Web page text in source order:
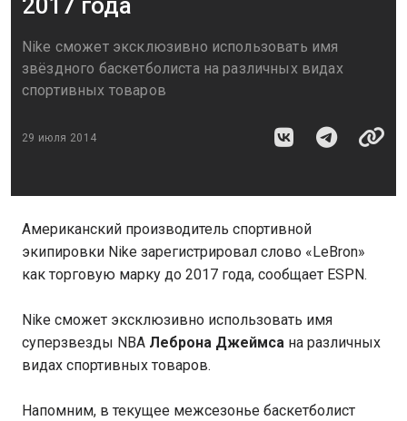
2017 года
Nike сможет эксклюзивно использовать имя
звёздного баскетболиста на различных видах
спортивных товаров
29 июля 2014
Американский производитель спортивной
экипировки Nike зарегистрировал слово «LeBron»
как торговую марку до 2017 года, сообщает ESPN.
Nike сможет эксклюзивно использовать имя
суперзвезды NBA Леброна Джеймса на различных
видах спортивных товаров.
Напомним, в текущее межсезонье баскетболист